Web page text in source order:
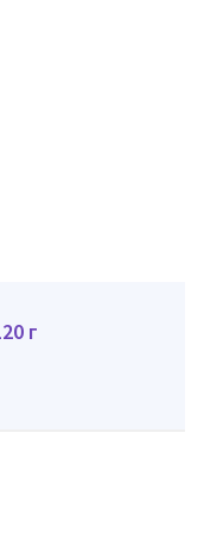
Лапша Samyang sutah ramen, 120 г